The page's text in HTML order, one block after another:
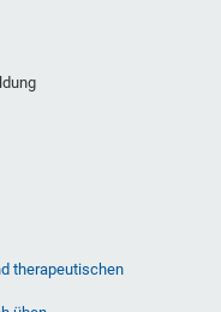
therapeutischen